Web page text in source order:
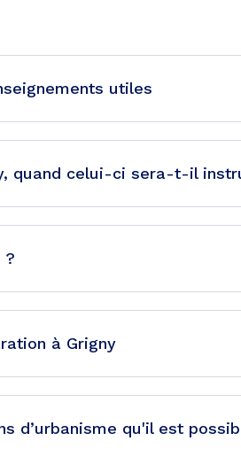
utiles
quand celui-ci sera-t-il
?
à Grigny
d’urbanisme qu'il est